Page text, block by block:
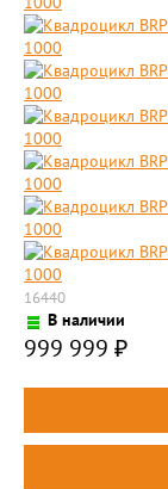
16440
В наличии
999 999 ₽